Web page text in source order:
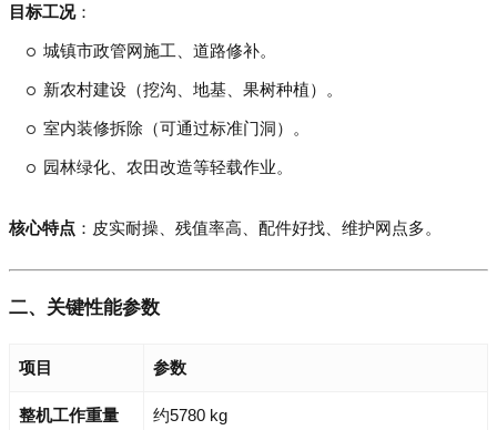
目标工况：
城镇市政管网施工、道路修补。
新农村建设（挖沟、地基、果树种植）。
室内装修拆除（可通过标准门洞）。
园林绿化、农田改造等轻载作业。
核心特点 ：皮实耐操、残值率高、配件好找、维护网点多。
二、关键性能参数
项目 参数
整机工作重量 约5780 kg